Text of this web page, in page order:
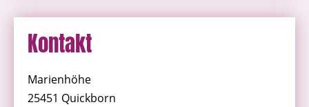
Kontakt
Marienhöhe
25451 Quickborn